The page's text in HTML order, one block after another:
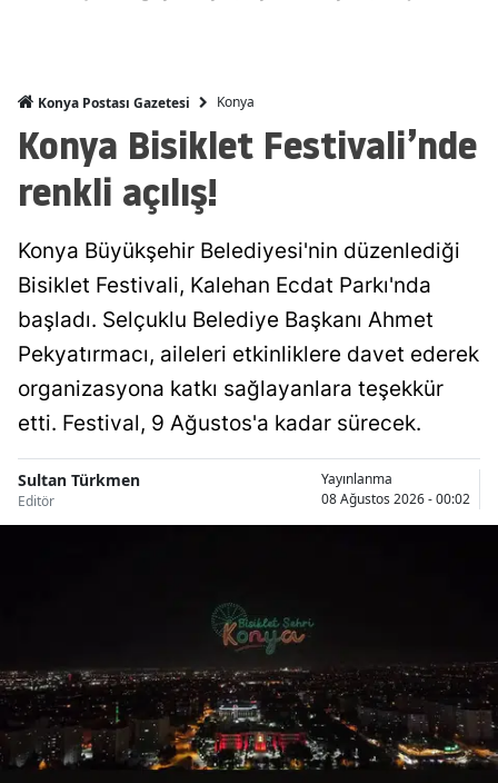
Kırşehir
Kütahya
Malatya
Manisa
Kahramanmaraş
Mardin
Muğla
Ordu
Rize
Sakarya
Konya Postası Gazetesi Konya
Konya Bisiklet Festivali’nde
renkli açılış!
Konya Büyükşehir Belediyesi'nin düzenlediği
Bisiklet Festivali, Kalehan Ecdat Parkı'nda
başladı. Selçuklu Belediye Başkanı Ahmet
Pekyatırmacı, aileleri etkinliklere davet ederek
organizasyona katkı sağlayanlara teşekkür
etti. Festival, 9 Ağustos'a kadar sürecek.
Sultan Türkmen
Editör
Yayınlanma
08 Ağustos 2026 - 00:02